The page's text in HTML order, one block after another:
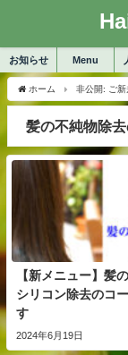
お知らせ Menu
ホーム 非公開: ご新
髪の不純物除
【新メニュー】髪
シリコン除去のコ
す
2024年6月19日